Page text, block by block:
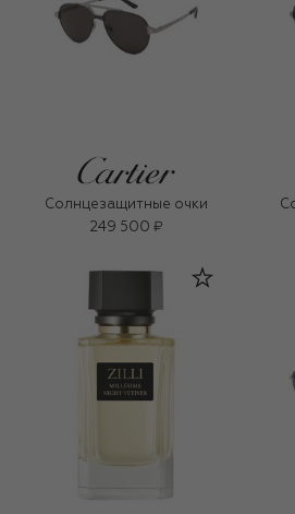
Солнцезащитные очки
249 500 ₽